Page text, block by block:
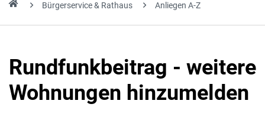
Bürgerservice & Rathaus Anliegen A-Z
Rundfunkbeitrag - weitere
Wohnungen hinzumelden